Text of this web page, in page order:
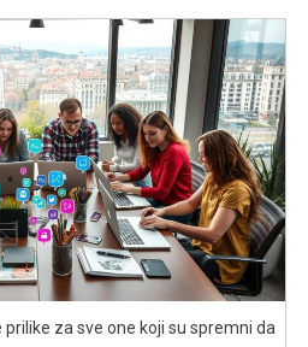
za sve one koji su spremni da